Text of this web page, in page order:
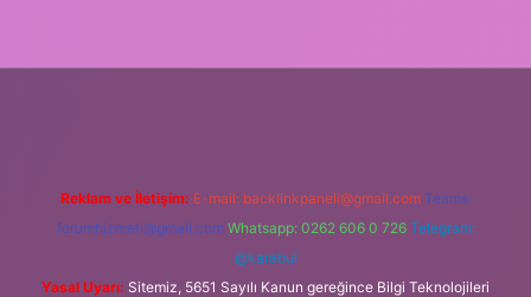
Reklam ve İletişim: E-mail: backlinkpaneli@gmail.com Teams:
forumhizmeti@gmail.com Whatsapp: 0262 606 0 726 Telegram:
@karabul
Yasal Uyarı: Sitemiz, 5651 Sayılı Kanun gereğince Bilgi Teknolojileri